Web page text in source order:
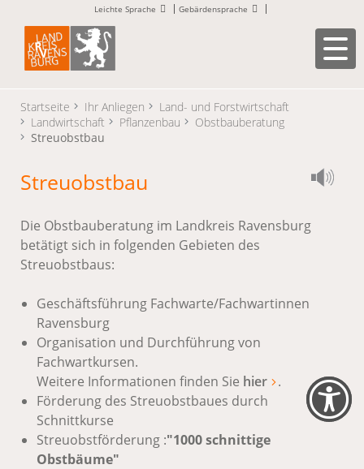
Leichte Sprache Gebärdensprache
Startseite Ihr Anliegen
Land- und Forstwirtschaft
Landwirtschaft
Pflanzenbau
Obstbauberatung
Streuobstbau
Streuobstbau
Die Obstbauberatung im Landkreis Ravensburg
betätigt sich in folgenden Gebieten des
Streuobstbaus:
Geschäftsführung Fachwarte/Fachwartinnen
Ravensburg
Organisation und Durchführung von
Fachwartkursen.
Weitere Informationen finden Sie hier
.
Förderung des Streuobstbaues durch
Schnittkurse
Streuobstförderung :"1000 schnittige
Obstbäume"